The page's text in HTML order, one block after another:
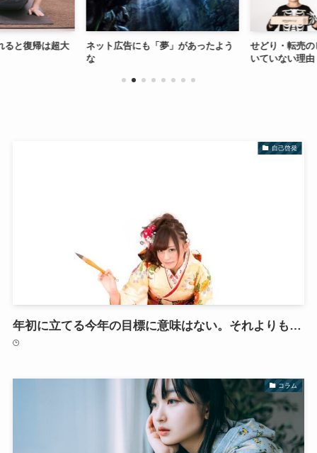
と復帰は超大
ネット広告にも「夢」があったよう
な
せどり・転売の
いていない理由
自己啓発
年初に立てる今年の目標に意味はない。それよりも…
コラム